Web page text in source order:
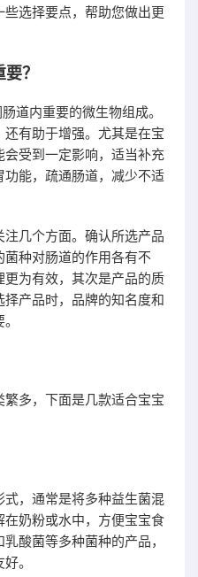
选择要点，帮助您做出更
？
道内重要的微生物组成。
有助于增强。尤其是在宝
受到一定影响，适当补充
能，疏通肠道，减少不适
几个方面。确认所选产品
种对肠道的作用各有不
为有效，其次是产品的质
产品时，品牌的知名度和
多，下面是几款适合宝宝
，通常是将多种益生菌混
奶粉或水中，方便宝宝食
酸菌等多种菌种的产品，
。